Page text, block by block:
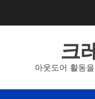
크
아웃도어 활동